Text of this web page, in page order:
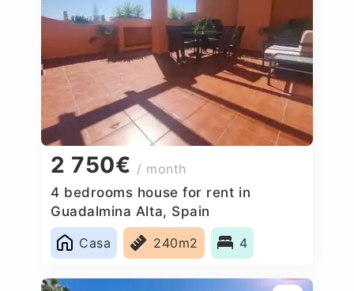
2 750€ / month
4 bedrooms house for rent in
Guadalmina Alta, Spain
Casa
240m2 4